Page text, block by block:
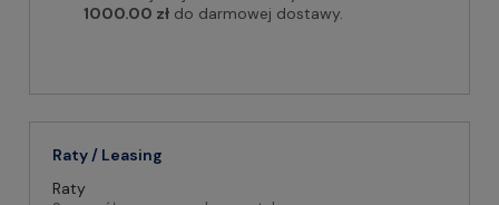
1000.00 zł do darmowej dostawy.
Raty / Leasing
Raty